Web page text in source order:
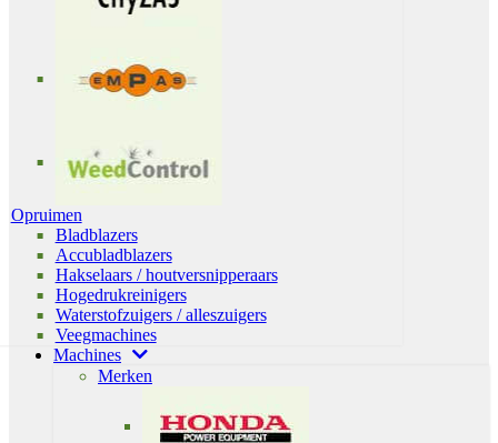
Opruimen
Bladblazers
Accubladblazers
Hakselaars / houtversnipperaars
Hogedrukreinigers
Waterstofzuigers / alleszuigers
Veegmachines
Machines
Merken